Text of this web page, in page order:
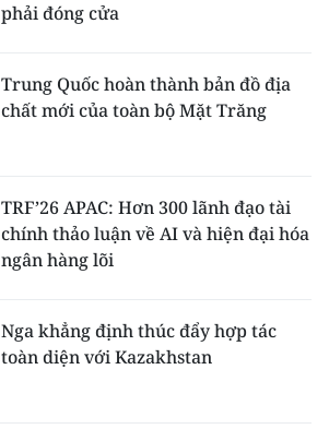
phải đóng cửa
Trung Quốc hoàn thành bản đồ địa
chất mới của toàn bộ Mặt Trăng
TRF’26 APAC: Hơn 300 lãnh đạo tài
chính thảo luận về AI và hiện đại hóa
ngân hàng lõi
Nga khẳng định thúc đẩy hợp tác
toàn diện với Kazakhstan